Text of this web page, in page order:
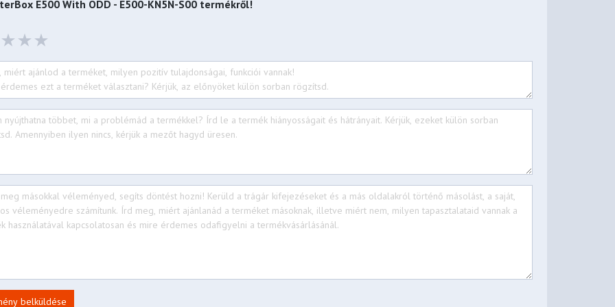
S00)
radiator) (E500-KGNN-S00,
(w/o front fans & radiator)
S00)
E500 With ODD - E500-KN5N-S00 termékről!
belküldése